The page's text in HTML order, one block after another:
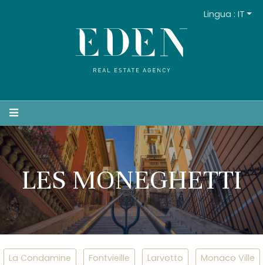
Lingua : IT
LES MONEGHETTI
La Condamine Fontvieille Larvotto
Monaco Ville